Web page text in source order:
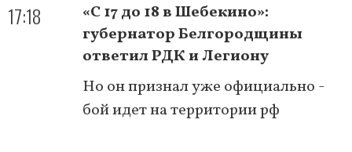
17:18
«С 17 до 18 в Шебекино»:
губернатор Белгородщины
ответил РДК и Легиону
Но он признал уже официально -
бой идет на территории рф